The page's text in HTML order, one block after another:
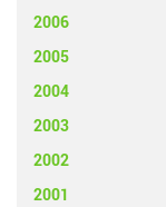
2006
2005
2004
2003
2002
2001